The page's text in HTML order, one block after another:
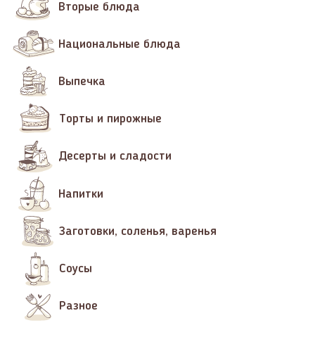
Вторые блюда
Национальные блюда
Выпечка
Торты и пирожные
Десерты и сладости
Напитки
Заготовки, соленья, варенья
Соусы
Разное